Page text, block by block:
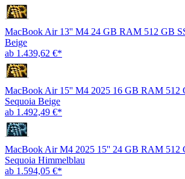
MacBook Air 13'' M4 24 GB RAM 512 GB
Beige
ab 1.439,62 €*
MacBook Air 15'' M4 2025 16 GB RAM 512
Sequoia Beige
ab 1.492,49 €*
MacBook Air M4 2025 15'' 24 GB RAM 512
Sequoia Himmelblau
ab 1.594,05 €*